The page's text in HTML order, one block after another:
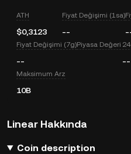
ATH
$0,3123
Fiyat Değişimi (1sa)
--
Fiyat Değişimi (7g)
--
Piyasa Değeri
--
Maksimum Arz
10B
Linear Hakkında
Coin description